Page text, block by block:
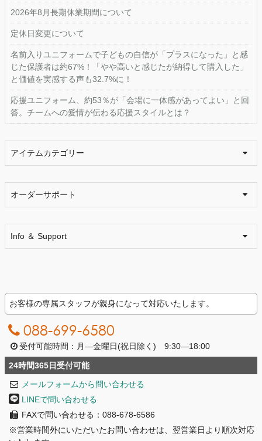
2026年8月長期休業期間について
定休日変更について
名前入りユニフォームで子どもの自信が「プラスになった」と感
じた保護者は約67%！「やや高いと感じたが納得して購入した」
と価値を実感する声も32.7%に！
応援ユニフォーム、約53％が「会場に一体感があってよい」と回
答。チームへの愛情が伝わる応援スタイルとは？
アイテムカテゴリー
オーダーサポート
Info ＆ Support
お客様の専属スタッフが親身になって対応いたします。
088-699-6580
受付可能時間：月―金曜日(祝日除く) 9:30―18:00
24時間365日受付可能
メールフォームから問い合わせる
LINEで問い合わせる
FAXで問い合わせる：088-678-6586
※営業時間外にいただいたお問い合わせは、翌営業日より順次対応